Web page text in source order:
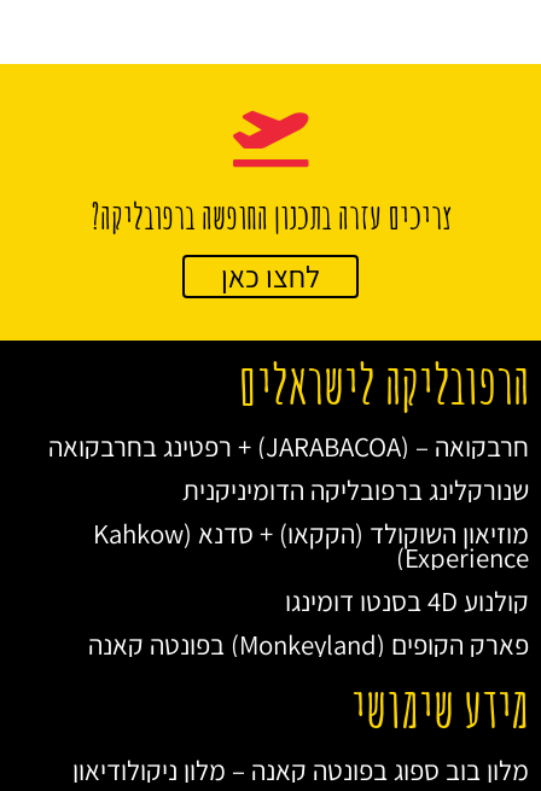
צריכים עזרה בתכנון החופשה ברפובליקה?
לחצו כאן
הרפובליקה לישראלים
חרבקואה – (JARABACOA) + רפטינג בחרבקואה
שנורקלינג ברפובליקה הדומיניקנית
מוזיאון השוקולד (הקקאו) + סדנא (Kahkow
Experience)
קולנוע 4D בסנטו דומינגו
פארק הקופים (Monkeyland) בפונטה קאנה
מידע שימושי
מלון בוב ספוג בפונטה קאנה – מלון ניקולודיאון